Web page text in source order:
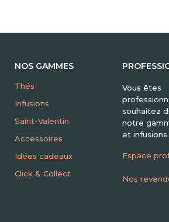
NOS GAMMES
Thés
Infusions
Saint-Valentin
Accessoires
Idées cadeaux
Click & Collect
Vous êtes
souhaitez
notre
et
Espace
Nos